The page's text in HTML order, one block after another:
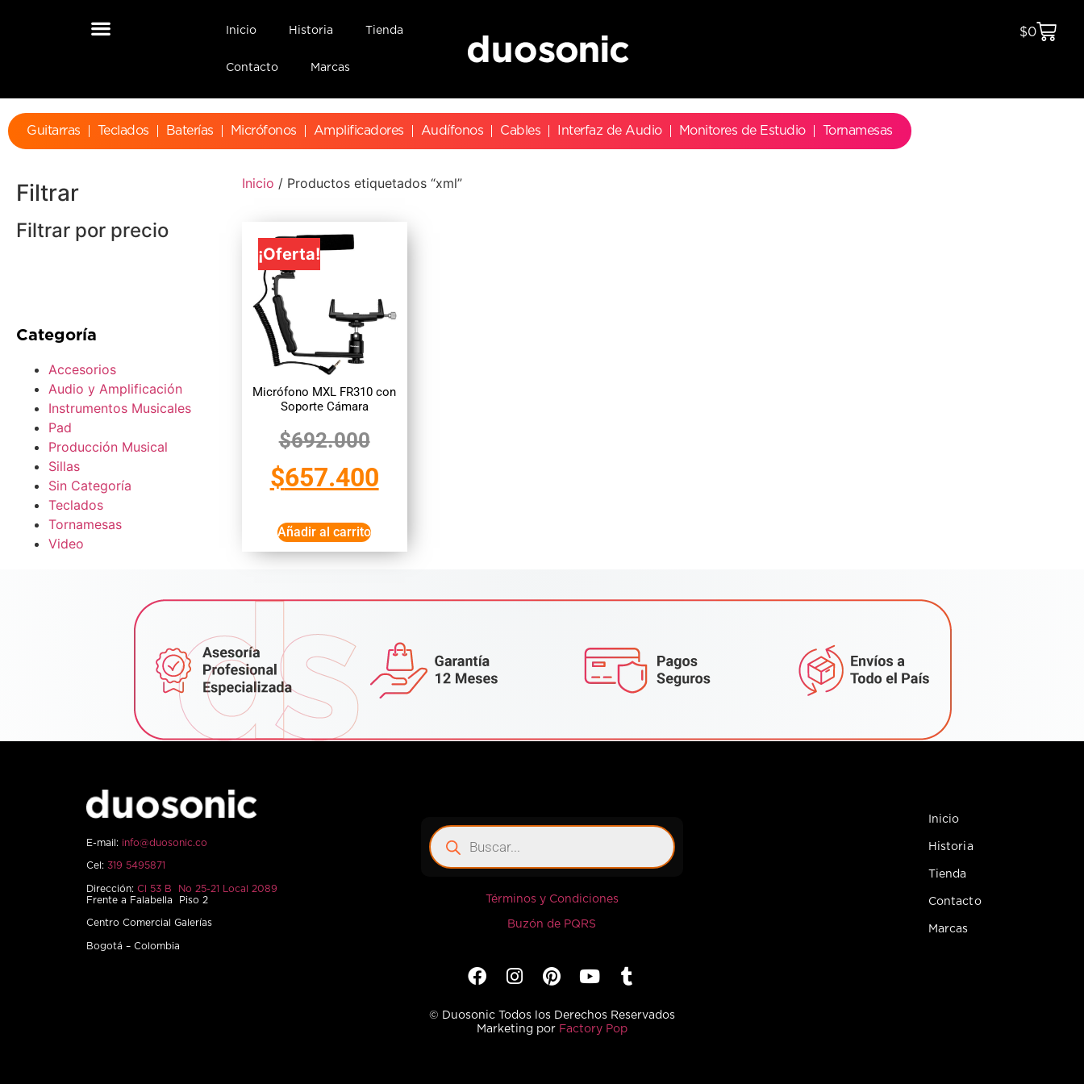
Inicio Historia Tienda
Contacto Marcas
$0
Guitarras Teclados Baterías Micrófonos Amplificadores Audífonos Cables Interfaz de Audio Monitores de Estudio Tornamesas
Filtrar
Filtrar por precio
Categoría
Accesorios
Audio y Amplificación
Instrumentos Musicales
Pad
Producción Musical
Sillas
Sin Categoría
Teclados
Tornamesas
Video
Inicio / Productos etiquetados “xml”
¡Oferta!
Micrófono MXL FR310 con
Soporte Cámara
$692.000
$657.400
Añadir al carrito
E-mail: info@duosonic.co
Cel: 319 5495871
Dirección: Cl 53 B No 25-21 Local 2089
Frente a Falabella Piso 2
Centro Comercial Galerías
Bogotá – Colombia
Términos y Condiciones
Buzón de PQRS
© Duosonic Todos los Derechos Reservados
Marketing por Factory Pop
Inicio
Historia
Tienda
Contacto
Marcas